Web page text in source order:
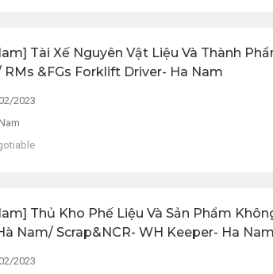
Tài Xế Nguyên Vật Liệu Và Thành
RMs &FGs Forklift Driver- Ha Nam
2023
Thủ Kho Phế Liệu Và Sản Phẩm
Nam/ Scrap&NCR- WH Keeper- Ha
2023